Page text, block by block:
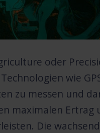
oder
wie
zu messen und
maximalen Ertrag
Die